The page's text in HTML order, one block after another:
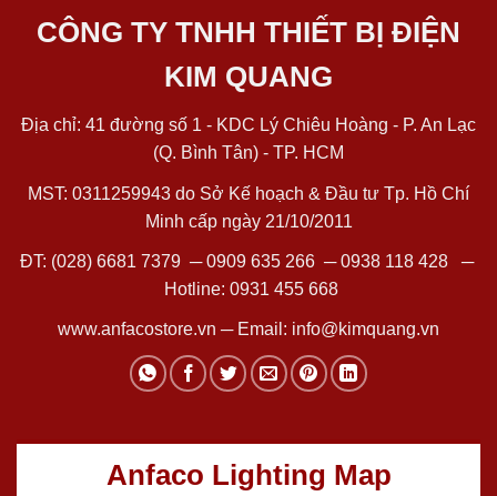
CÔNG TY TNHH THIẾT BỊ ĐIỆN
KIM QUANG
Địa chỉ: 41 đường số 1 - KDC Lý Chiêu Hoàng - P. An Lạc
(Q. Bình Tân) - TP. HCM
MST: 0311259943 do Sở Kế hoạch & Đầu tư Tp. Hồ Chí
Minh cấp ngày 21/10/2011
ĐT: (028) 6681 7379 ─0909 635 266─0938 118 428─
Hotline: 0931 455 668
www.anfacostore.vn ─ Email: info@kimquang.vn
Anfaco Lighting Map